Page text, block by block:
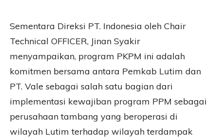
Sementara Direksi PT. Indonesia oleh Chair
Technical OFFICER, Jinan Syakir
menyampaikan, program PKPM ini adalah
komitmen bersama antara Pemkab Lutim dan
PT. Vale sebagai salah satu bagian dari
implementasi kewajiban program PPM sebagai
perusahaan tambang yang beroperasi di
wilayah Lutim terhadap wilayah terdampak